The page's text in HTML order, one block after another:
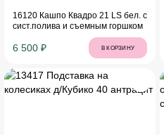
16120 Кашпо Квадро 21 LS бел. с
сист.полива и съемным горшком
6 500 ₽ В КОРЗИНУ